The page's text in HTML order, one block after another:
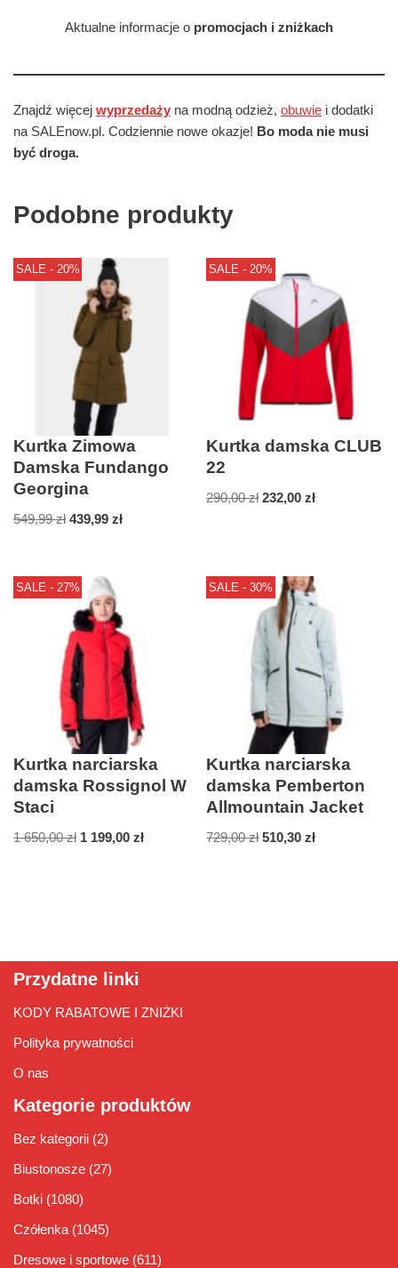
Aktualne informacje o promocjach i zniżkach
Znajdź więcej wyprzedaży na modną odzież, obuwie i dodatki
na SALEnow.pl. Codziennie nowe okazje! Bo moda nie musi
być droga.
Podobne produkty
SALE - 20%
Kurtka Zimowa
Damska Fundango
Georgina
549,99zł 439,99 zł
SALE - 20%
Kurtka damska CLUB
22
290,00zł 232,00zł
SALE - 27%
Kurtka narciarska
damska Rossignol W
Staci
1 650,00zł 1 199,00 zł
SALE - 30%
Kurtka narciarska
damska Pemberton
Allmountain Jacket
729,00zł 510,30zł
Przydatne linki
KODY RABATOWE I ZNIŻKI
Polityka prywatności
O nas
Kategorie produktów
Bez kategorii (2)
Biustonosze (27)
Botki (1080)
Czółenka (1045)
Dresowe i sportowe (611)